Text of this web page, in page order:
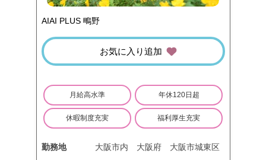
AIAI PLUS 鴫野
お気に入り追加
月給高水準 年休120日超
休暇制度充実 福利厚生充実
勤務地 大阪市内 大阪府
大阪市城東区